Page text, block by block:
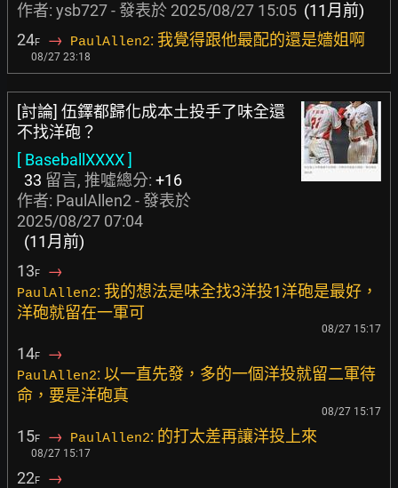
作者: ysb727- 發表於 2025/08/27 15:05 (11月前)
24F → PaulAllen2: 我覺得跟他最配的還是嬙姐啊
08/27 23:18
[討論] 伍鐸都歸化成本土投手了味全還
不找洋砲？
[ BaseballXXXX ]
33 留言, 推噓總分: +16
作者: PaulAllen2 - 發表於
2025/08/27 07:04
(11月前)
13F →
PaulAllen2: 我的想法是味全找3洋投1洋砲是最好，
洋砲就留在一軍可
08/27 15:17
14F →
PaulAllen2: 以一直先發，多的一個洋投就留二軍待
命，要是洋砲真
08/27 15:17
15F → PaulAllen2: 的打太差再讓洋投上來
08/27 15:17
22F →